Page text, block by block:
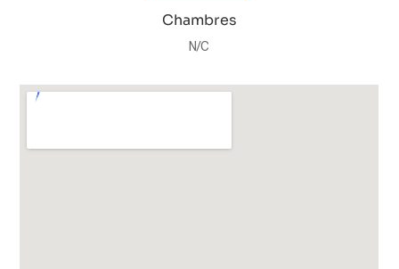
Chambres
N/C